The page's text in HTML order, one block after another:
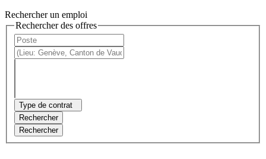
Rechercher un emploi
Rechercher des offres
Type de contrat
Rechercher
Rechercher